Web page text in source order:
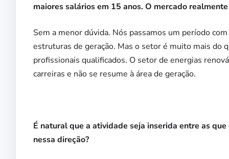
maiores salários em 15 anos. O mercado
Sem a menor dúvida. Nós passamos um período
estruturas de geração. Mas o setor é muito mais do
profissionais qualificados. O setor de energias
carreiras e não se resume à área de geração.
É natural que a atividade seja inserida entre as
nessa direção?